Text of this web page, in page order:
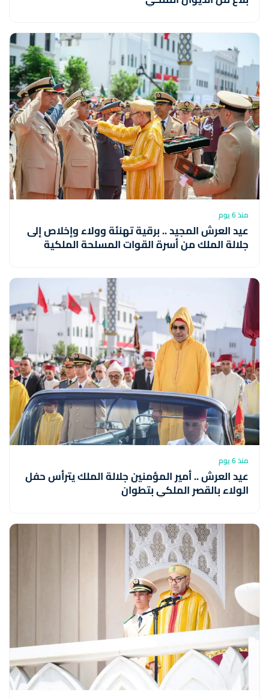
منذ 6 يوم
عيد العرش المجيد .. برقية تهنئة وولاء وإخلاص إلى
جلالة الملك من أسرة القوات المسلحة الملكية
منذ 6 يوم
عيد العرش .. أمير المؤمنين جلالة الملك يترأس حفل
الولاء بالقصر الملكي بتطوان